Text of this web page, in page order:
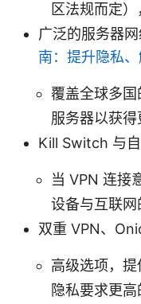
区法规而定）
广泛的服务器
南：提升隐私
覆盖全球多
服务器以获得
Kill Switch 与
当 VPN 连接
设备与互联网
双重 VPN、
高级选项，
隐私要求更高